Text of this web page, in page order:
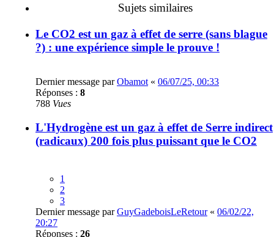
Sujets similaires
Le CO2 est un gaz à effet de serre (sans blague
?) : une expérience simple le prouve !
Dernier message parObamot « 06/07/25, 00:33
Réponses : 8
788 Vues
L'Hydrogène est un gaz à effet de Serre indirect
(radicaux) 200 fois plus puissant que le CO2
1
2
3
Dernier message parGuyGadeboisLeRetour« 06/02/22,
20:27
Réponses : 26